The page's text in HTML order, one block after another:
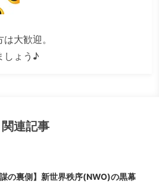
大歓迎。
しょう♪
関連記事
謀の裏側】新世界秩序(NWO)の黒幕